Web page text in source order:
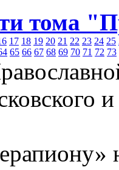
тома
17 18 19 20 21 22 23 24 25
65 66 67 68 69 70 71 72 73